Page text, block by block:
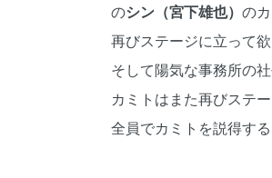
のシン（宮下雄也） の
再びステージに⽴って
そして陽気な事務所の
カミトはまた再びステ
全員でカミトを説得す